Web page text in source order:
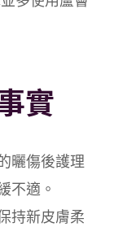
實
曬傷後護理
不適。
持新皮膚柔